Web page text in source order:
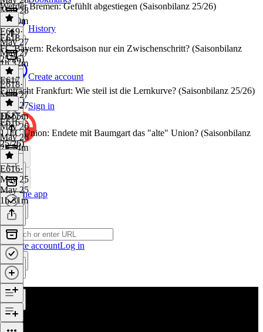
History
Create account
Sign in
Get the app
Create accountLog in
May 28
1h 30m
Werder Bremen: Gefühlt abgestiegen (Saisonbilanz 25/26)
E619·
May 27
May 27
1h 32m
E618
FC Bayern: Rekordsaison nur ein Zwischenschritt? (Saisonbilanz
25/26)
E618·
May 27
May 27
1h 55m
E617
Eintracht Frankfurt: Wie steil ist die Lernkurve? (Saisonbilanz 25/26)
E617·
May 26
May 26
2h 24m
E616
1. FC Union: Endete mit Baumgart das "alte" Union? (Saisonbilanz
25/26)
E616·
May 25
May 25
1h 31m